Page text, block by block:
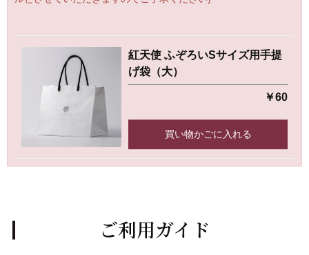
紅天使 ふぞろいSサイズ用手提
げ袋（大）
￥60
買い物かごに入れる
ご利用ガイド